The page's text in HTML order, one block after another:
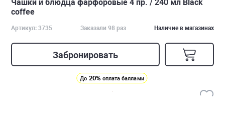
Чашки и блюдца фарфоровые 4 пр. / 240 мл Black
coffee
Артикул: 3735 Заказали 98 раз Наличие в магазинах
Забронировать
До 20% оплата баллами